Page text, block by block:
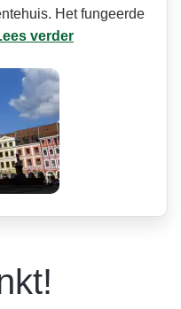
Het fungeerde
verder